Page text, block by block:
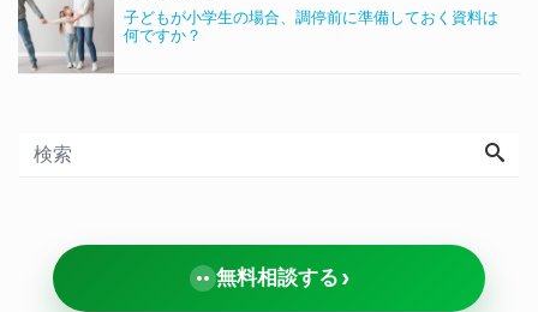
子どもが小学生の場合、調停前に準備しておく資料は
何ですか？
無料相談する ›